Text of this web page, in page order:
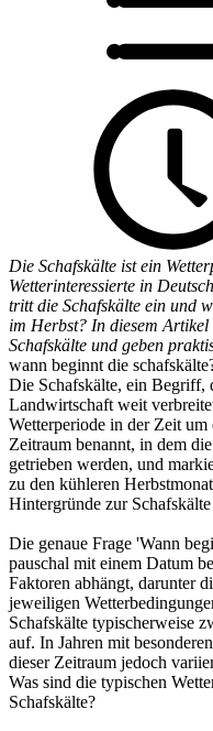
Die Schafskälte ist ein
Wetterinteressierte in
tritt die Schafskälte ein und
im Herbst? In diesem
Schafskälte und geben
wann beginnt die
Die Schafskälte, ein Begriff,
Landwirtschaft weit
Wetterperiode in der Zeit um
Zeitraum benannt, in dem
getrieben werden, und
zu den kühleren
Hintergründe zur Schafskälte
Die genaue Frage 'Wann
pauschal mit einem Datum
Faktoren abhängt, darunter
jeweiligen
Schafskälte typischerweise
auf. In Jahren mit
dieser Zeitraum jedoch
Was sind die typischen
Schafskälte?